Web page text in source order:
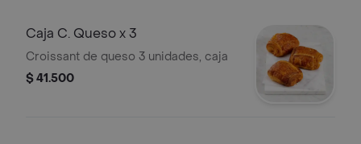
Caja C. Queso x 3
Croissant de queso 3 unidades, caja
$ 41.500